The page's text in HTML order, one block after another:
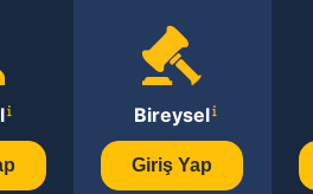
Bireysel
Giriş Yap